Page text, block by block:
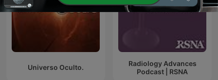
Universo Oculto.
Radiology Advances
Podcast | RSNA